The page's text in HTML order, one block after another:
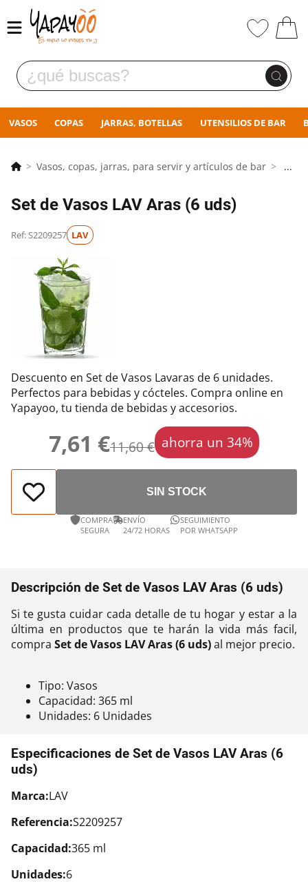
VASOS COPAS JARRAS, BOTELLAS UTENSILIOS DE BAR
Vasos, copas, jarras, para servir y artículos de bar ...
Set de Vasos LAV Aras (6 uds)
Ref: S2209257 LAV
Descuento en Set de Vasos Lavaras de 6 unidades.
Perfectos para bebidas y cócteles. Compra online en
Yapayoo, tu tienda de bebidas y accesorios.
7,61 €11,60 € ahorra un 34%
SIN STOCK
COMPRA
SEGURA
ENVÍO
24/72 HORAS
SEGUIMIENTO
POR WHATSAPP
Descripción de Set de Vasos LAV Aras (6 uds)
Si te gusta cuidar cada detalle de tu hogar y estar a la
última en productos que te harán la vida más facil,
compra Set de Vasos LAV Aras (6 uds)al mejor precio.
Tipo: Vasos
Capacidad: 365 ml
Unidades: 6 Unidades
Especificaciones de Set de Vasos LAV Aras (6
uds)
Marca:LAV
Referencia:S2209257
Capacidad:365 ml
Unidades:6